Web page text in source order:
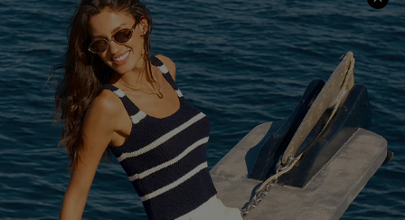
Opinie Klientów
Polityka Prywatności
Warunki & Zasady
Łańcuch Dostaw Cupshe
20% Zniżki na SMS
Jak Śledzić
Polityka Zwrotów
Rozpocznij Zwrot
Informacje o Rozmiarach
FAQS
Kontakt z Nami